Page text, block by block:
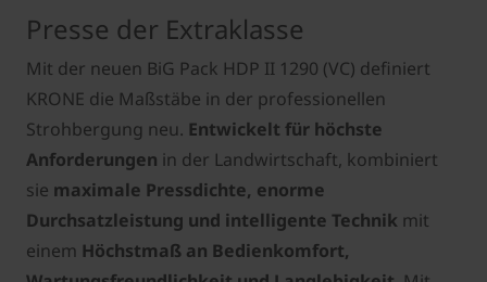
Presse der Extraklasse
Mit der neuen BiG Pack HDP II 1290 (VC) definiert
KRONE die Maßstäbe in der professionellen
Strohbergung neu. Entwickelt für höchste
Anforderungen in der Landwirtschaft, kombiniert
sie maximale Pressdichte, enorme
Durchsatzleistung und intelligente Technik mit
einem Höchstmaß an Bedienkomfort,